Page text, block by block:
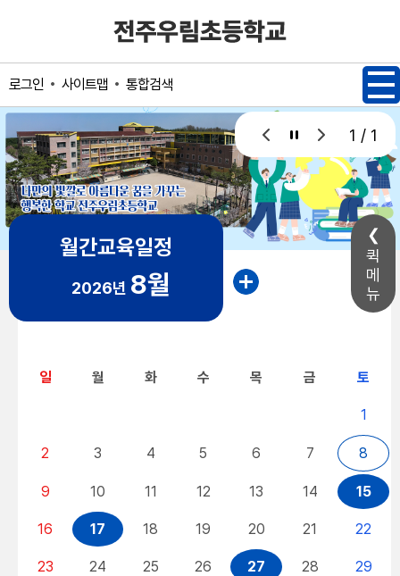
퀵
메
뉴
로그인 사이트맵 통합검색
1 / 1
월간교육일정
2026년 8월
일 월 화 수 목 금 토
1
2 3 4 5 6 7 8
9 10 11 12 13 14 15
16 17 18 19 20 21 22
23 24 25 26 27 28 29